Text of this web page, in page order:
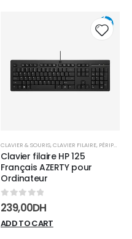
CLAVIER & SOURIS,CLAVIER FILAIRE, PÉRIPHÉRIQUES
Clavier filaire HP 125
Français AZERTY pour
Ordinateur
0sur 5
239,00DH
ADD TO CART